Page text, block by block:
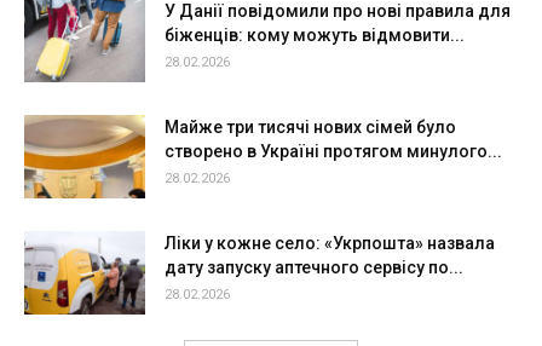
У Данії повідомили про нові правила для
біженців: кому можуть відмовити...
28.02.2026
Майже три тисячі нових сімей було
створено в Україні протягом минулого...
28.02.2026
Ліки у кожне село: «Укрпошта» назвала
дату запуску аптечного сервісу по...
28.02.2026